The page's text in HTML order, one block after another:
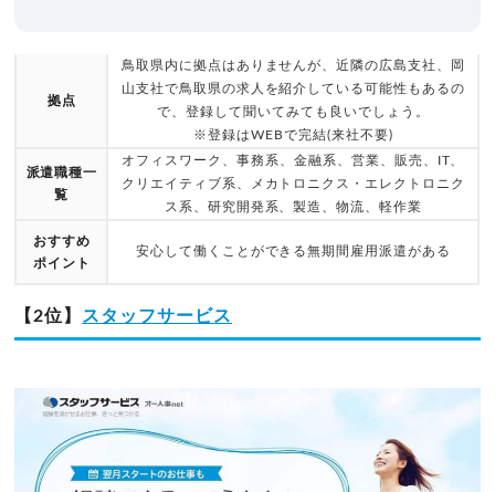
拠点
鳥取県内に拠点はありませんが、近隣の広島支社、岡
山支社で鳥取県の求人を紹介している可能性もあるの
で、登録して聞いてみても良いでしょう。
※登録はWEBで完結(来社不要)
派遣職種一
覧
オフィスワーク、事務系、金融系、営業、販売、IT、
クリエイティブ系、メカトロニクス・エレクトロニク
ス系、研究開発系、製造、物流、軽作業
おすすめ
ポイント
安心して働くことができる無期間雇用派遣がある
【2位】 スタッフサービス